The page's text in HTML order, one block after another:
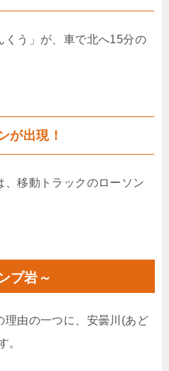
くう」が、車で北へ15分の
が出現！
、移動トラックのローソン
プ岩～
理由の一つに、安曇川(あど
。